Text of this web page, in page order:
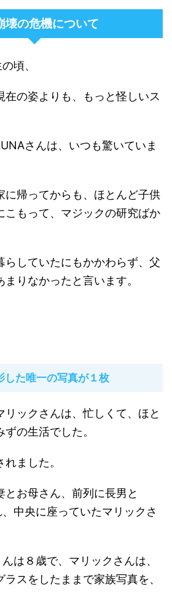
壊の危機について
頃、
在の姿よりも、もっと怪しいス
さんは、いつも驚いていま
に帰ってからも、ほとんど子供
こもって、マジックの研究ばか
らしていたにもかかわらず、父
りなかったと言います。
した唯一の写真が１枚
リックさんは、忙しくて、ほと
の生活でした。
ました。
とお母さん、前列に長男と
中央に座っていたマリックさ
は８歳で、マリックさんは、
スをしたままで家族写真を、